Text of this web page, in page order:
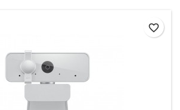
favorite_border